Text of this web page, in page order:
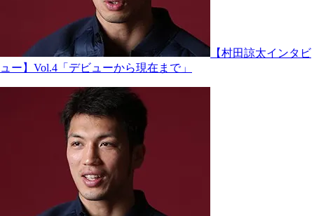
【村田諒太インタビ
ュー】Vol.4「デビューから現在まで」